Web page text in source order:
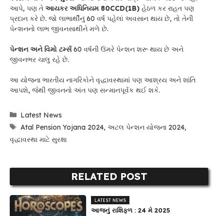
આપે, પણ તે આયકર અધિનિયમ 80CCD(1B) હેઠળ કર રાહત પણ
પ્રદાન કરે છે. જો લાભાર્થીનું 60 વર્ષ પહેલાં અવસાન થાય છે, તો તેની
પેન્શનનો લાભ જીવનસાથીને મળે છે.
પેન્શન અને વિમો ટર્મ્સ60 વર્ષની ઉંમરે પેન્શન શરૂ થાય છે અને
જીવનભર ચાલુ રહે છે.
આ યોજના ભારતીય નાગરિકોને વૃદ્ધાવસ્થામાં પણ આશ્રય અને શાંતિ
આપશે, જેથી જીવનનો અંત પણ સન્માનપૂર્વક થઈ શકે.
Categories
Latest News
Tags
Atal Pension Yojana 2024,અટલ પેન્શન યોજના 2024,
વૃદ્ધાવસ્થા માટે સુરક્ષા
RELATED POST
LATEST NEWS
આજનું રાશિફળ : 24 મે 2025